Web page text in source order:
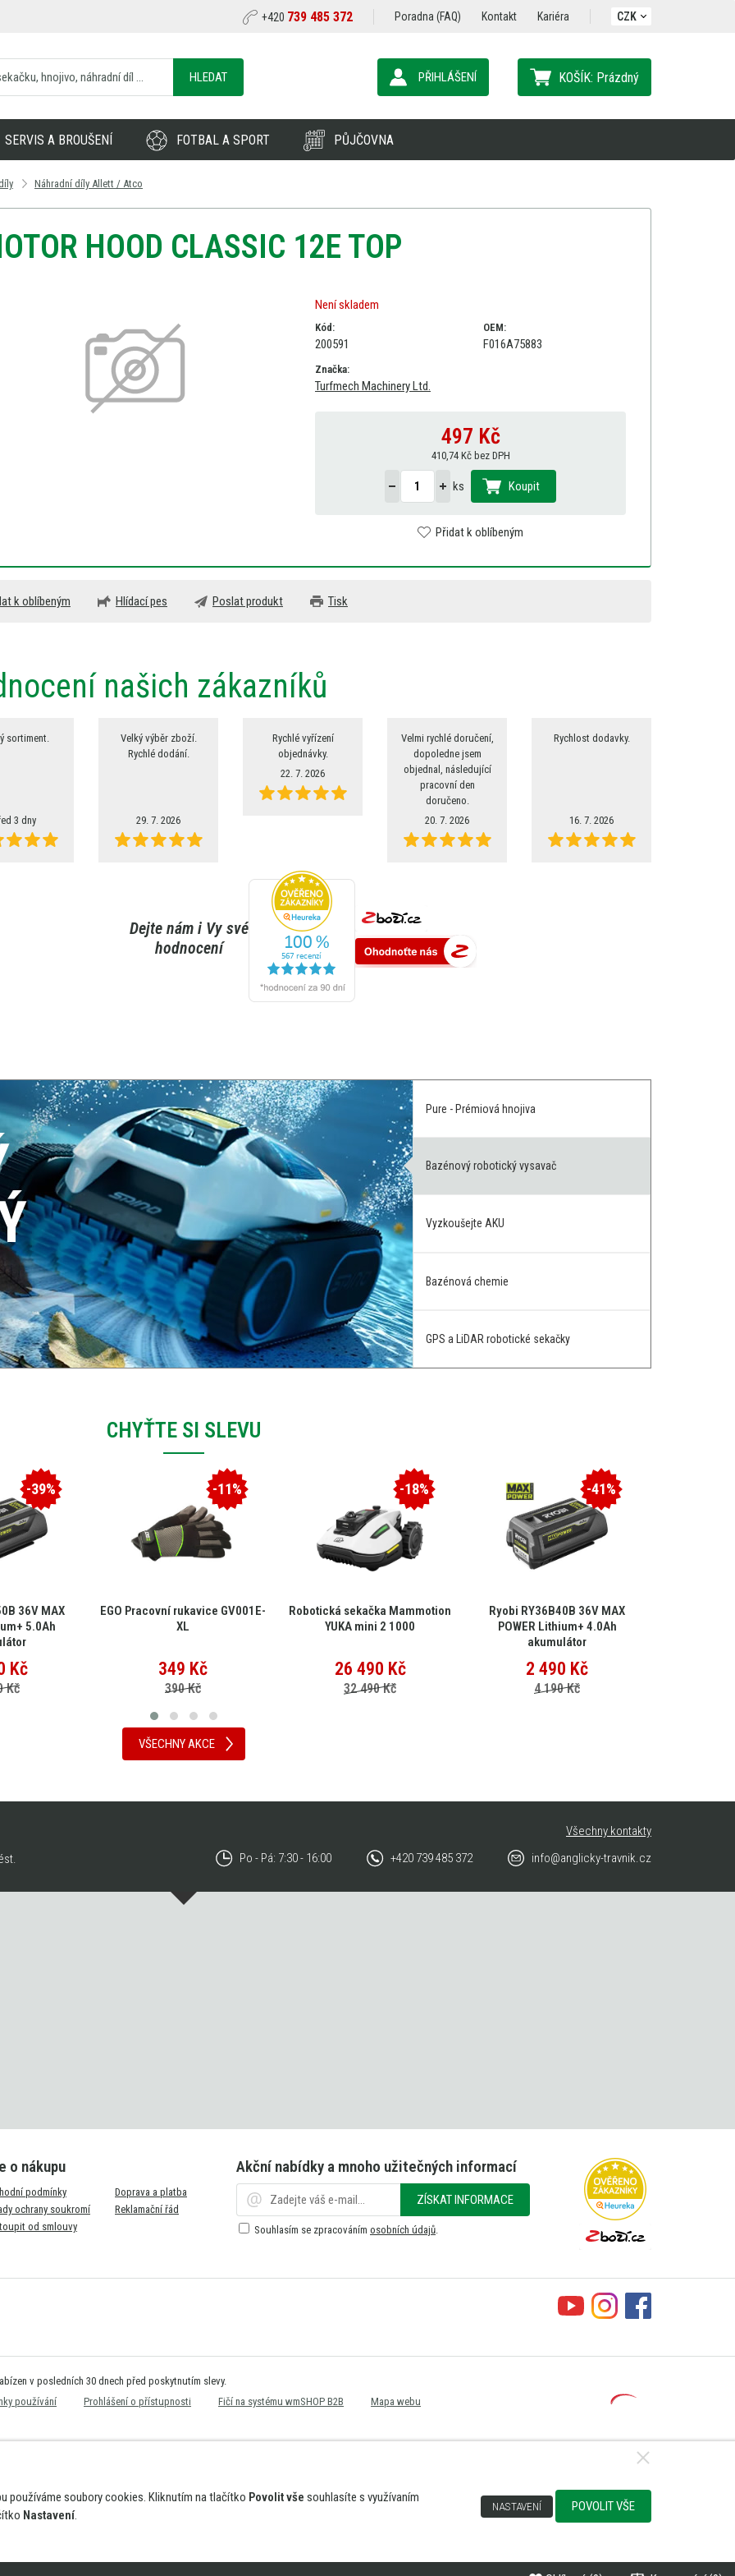
+420 739 485 372 Poradna (FAQ) Kontakt Kariéra CZK
HLEDAT KOŠÍK: Prázdný
PŘIHLÁŠENÍ
SERVIS A BROUŠENÍ FOTBAL A SPORT PŮJČOVNA
Náhradní díly Allett / Atco
HOOD CLASSIC 12E TOP
Není skladem
Kód:
200591
OEM:
F016A75883
Značka:
Turfmech Machinery Ltd.
497 Kč
410,74 Kč bez DPH
ks Koupit
Přidat k oblíbeným
k oblíbeným Hlídací pes Poslat produkt Tisk
našich zákazníků
sortiment.
3 dny
Velký výběr zboží.
Rychlé dodání.
29. 7. 2026
Rychlé vyřízení
objednávky.
22. 7. 2026
Velmi rychlé doručení,
dopoledne jsem
objednal, následující
pracovní den
doručeno.
20. 7. 2026
Rychlost dodavky.
16. 7. 2026
Dejte nám i Vy své
hodnocení
Pure - Prémiová hnojiva
Bazénový robotický vysavač
Vyzkoušejte AKU
Bazénová chemie
GPS a LiDAR robotické sekačky
CHYŤTE SI SLEVU
-39%
36V MAX
5.0Ah
Kč
Kč
-11%
EGO Pracovní rukavice GV001E-
XL
349 Kč
390 Kč
-18%
Robotická sekačka Mammotion
YUKA mini 2 1000
26 490 Kč
32 490 Kč
-41%
Ryobi RY36B40B 36V MAX
POWER Lithium+ 4.0Ah
akumulátor
2 490 Kč
4 190 Kč
VŠECHNY AKCE
Všechny kontakty
Po - Pá: 7:30 - 16:00
+420 739 485 372 info@anglicky-travnik.cz
o nákupu
podmínky
ochrany soukromí
od smlouvy
Doprava a platba
Reklamační řád
Akční nabídky a mnoho užitečných informací
ZÍSKAT INFORMACE
Souhlasím se zpracováním osobních údajů.
v posledních 30 dnech před poskytnutím slevy.
používání Prohlášení o přístupnosti Fičí na systému wmSHOP B2B Mapa webu
používáme soubory cookies. Kliknutím na tlačítko Povolit vše souhlasíte s využívaním
Nastavení.
NASTAVENÍ POVOLIT VŠE